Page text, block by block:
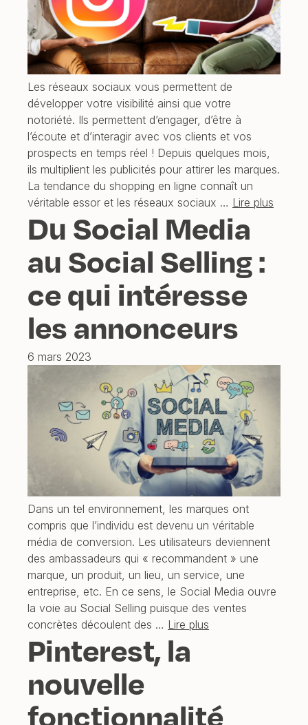
Les réseaux sociaux vous permettent de
développer votre visibilité ainsi que votre
notoriété. Ils permettent d’engager, d’être à
l’écoute et d’interagir avec vos clients et vos
prospects en temps réel ! Depuis quelques mois,
ils multiplient les publicités pour attirer les marques.
La tendance du shopping en ligne connaît un
véritable essor et les réseaux sociaux … Lire plus
Du Social Media
au Social Selling :
ce qui intéresse
les annonceurs
6 mars 2023
Dans un tel environnement, les marques ont
compris que l’individu est devenu un véritable
média de conversion. Les utilisateurs deviennent
des ambassadeurs qui « recommandent » une
marque, un produit, un lieu, un service, une
entreprise, etc. En ce sens, le Social Media ouvre
la voie au Social Selling puisque des ventes
concrètes découlent des … Lire plus
Pinterest, la
nouvelle
fonctionnalité